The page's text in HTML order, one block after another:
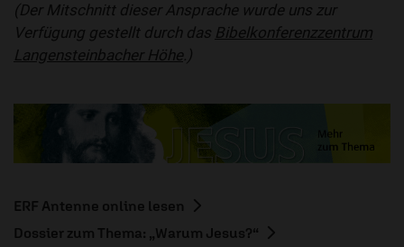
(Der Mitschnitt dieser Ansprache wurde uns zur
Verfügung gestellt durch das Bibelkonferenzzentrum
Langensteinbacher Höhe.)
ERF Antenne online lesen
Dossier zum Thema: „Warum Jesus?“